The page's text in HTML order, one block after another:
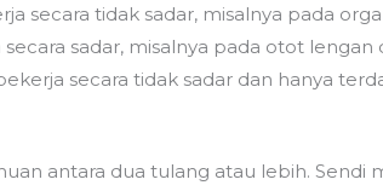
secara tidak sadar, misalnya pada
sadar, misalnya pada otot lengan
secara tidak sadar dan hanya
antara dua tulang atau lebih. Sendi